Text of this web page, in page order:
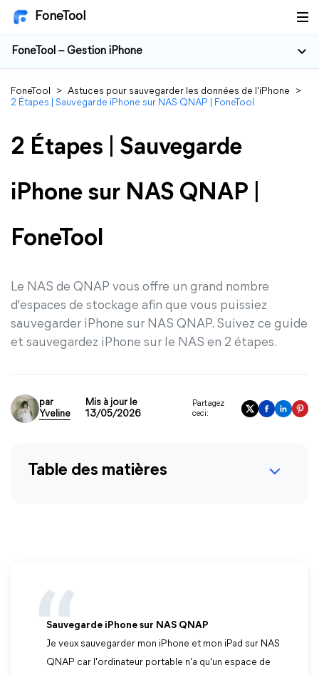
FoneTool
FoneTool – Gestion iPhone
FoneTool > Astuces pour sauvegarder les données de l'iPhone
>
2 Étapes | Sauvegarde iPhone sur NAS QNAP | FoneTool
2 Étapes | Sauvegarde
iPhone sur NAS QNAP |
FoneTool
Le NAS de QNAP vous offre un grand nombre
d'espaces de stockage afin que vous puissiez
sauvegarder iPhone sur NAS QNAP. Suivez ce guide
et sauvegardez iPhone sur le NAS en 2 étapes.
par
Yveline
Mis à jour le
13/05/2026
Partagez
ceci:
Table des matières
Sauvegarde iPhone sur NAS QNAP
Je veux sauvegarder mon iPhone et mon iPad sur NAS
QNAP car l'ordinateur portable n'a qu'un espace de